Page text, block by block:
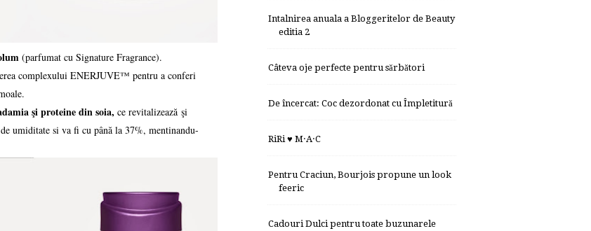
(parfumat cu Signature Fragrance).
complexului ENERJUVE™ pentru a conferi
şi proteine din soia, ce revitalizează şi
umiditate si va fi cu până la 37%, mentinandu-
Intalnirea anuala a Bloggeritelor de Beauty
editia 2
Câteva oje perfecte pentru sărbători
De încercat: Coc dezordonat cu Împletitură
RiRi ♥ M·A·C
Pentru Craciun, Bourjois propune un look
feeric
Cadouri Dulci pentru toate buzunarele